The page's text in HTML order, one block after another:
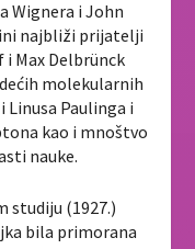
Wignera i John
najbliži prijatelji
Max Delbrünck
molekularnih
Linusa Paulinga i
kao i mnoštvo
nauke.
studiju (1927.)
bila primorana